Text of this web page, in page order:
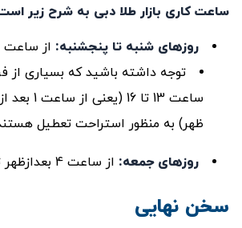
ساعت کاری بازار طلا دبی به شرح زیر
روزهای شنبه تا پنجشنبه: از ساعت 10 صبح تا 10 شب.
توجه داشته باشید که بسیاری از
ظهر) به منظور استراحت تعطیل
روزهای جمعه: از ساعت 4 بعدازظهر تا 10 شب.
سخن نهایی